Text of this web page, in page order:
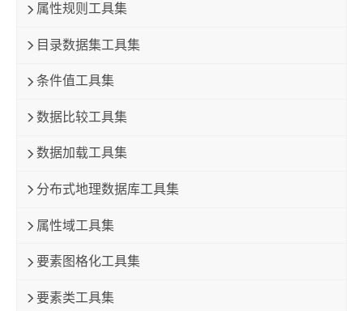
属性规则工具集
目录数据集工具集
条件值工具集
数据比较工具集
数据加载工具集
分布式地理数据库工具集
属性域工具集
要素图格化工具集
要素类工具集